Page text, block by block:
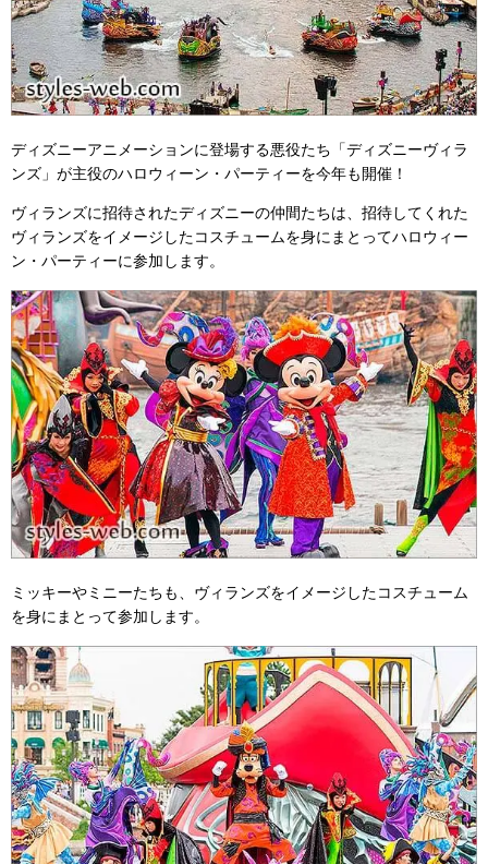
ディズニーアニメーションに登場する悪役たち「ディズニーヴィラ
ンズ」が主役のハロウィーン・パーティーを今年も開催！
ヴィランズに招待されたディズニーの仲間たちは、招待してくれた
ヴィランズをイメージしたコスチュームを身にまとってハロウィー
ン・パーティーに参加します。
ミッキーやミニーたちも、ヴィランズをイメージしたコスチューム
を身にまとって参加します。